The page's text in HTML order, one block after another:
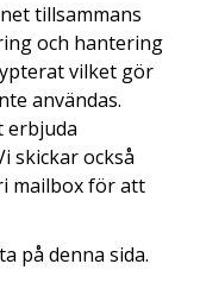
tillsammans
och hantering
vilket gör
användas.
erbjuda
skickar också
mailbox för att
på denna sida.